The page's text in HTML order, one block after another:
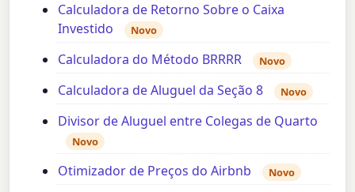
Calculadora de Retorno Sobre o Caixa
Investido
Novo
Calculadora do Método BRRRR Novo
Calculadora de Aluguel da Seção 8 Novo
Divisor de Aluguel entre Colegas de Quarto
Novo
Otimizador de Preços do Airbnb Novo